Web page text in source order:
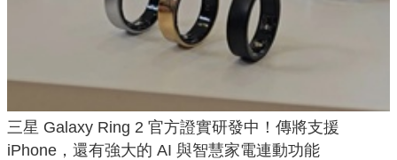
三星 Galaxy Ring 2 官方證實研發中！傳將支援
iPhone，還有強大的 AI 與智慧家電連動功能